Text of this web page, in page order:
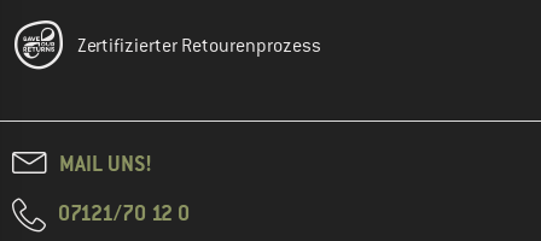
Zertifizierter Retourenprozess
MAIL UNS!
07121/70 12 0